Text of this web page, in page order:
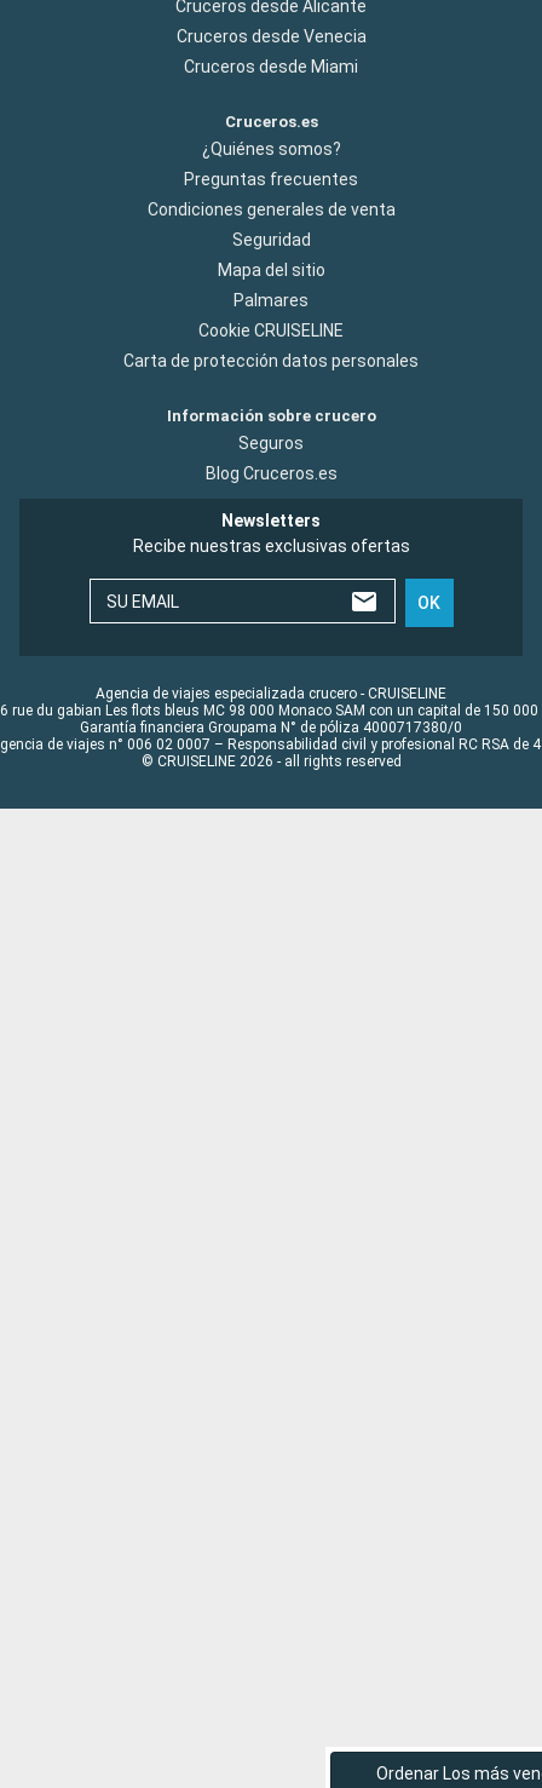
Ordenar Los más
Cruceros desde Alicante
Cruceros desde Venecia
Cruceros desde Miami
Cruceros.es
¿Quiénes somos?
Preguntas frecuentes
Condiciones generales de venta
Seguridad
Mapa del sitio
Palmares
Cookie CRUISELINE
Carta de protección datos personales
Información sobre crucero
Seguros
Blog Cruceros.es
Newsletters
Recibe nuestras exclusivas ofertas
SU EMAIL OK
Agencia de viajes especializada crucero - CRUISELINE
rue du gabian Les flots bleus MC 98 000 Monaco SAM con un capital de 150 000
Garantía financiera Groupama N° de póliza 4000717380/0
de viajes n° 006 02 0007 – Responsabilidad civil y profesional RC RSA de
© CRUISELINE 2026 - all rights reserved